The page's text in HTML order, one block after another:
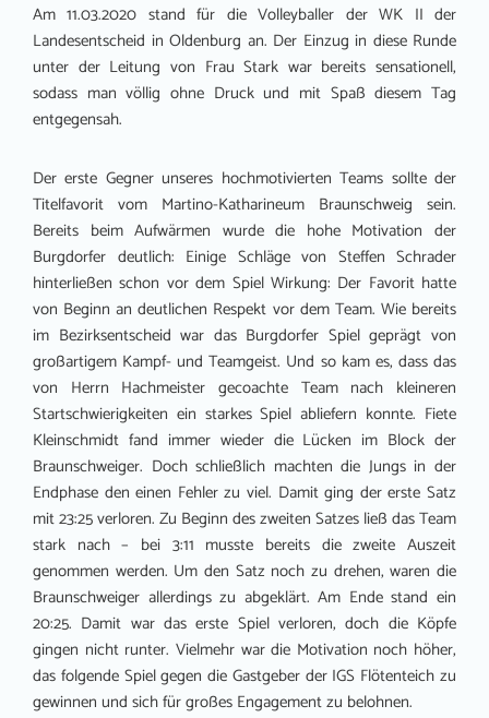
Am 11.03.2020 stand für die Volleyballer der WK II der
Landesentscheid in Oldenburg an. Der Einzug in diese Runde
unter der Leitung von Frau Stark war bereits sensationell,
sodass man völlig ohne Druck und mit Spaß diesem Tag
entgegensah.
Der erste Gegner unseres hochmotivierten Teams sollte der
Titelfavorit vom Martino-Katharineum Braunschweig sein.
Bereits beim Aufwärmen wurde die hohe Motivation der
Burgdorfer deutlich: Einige Schläge von Steffen Schrader
hinterließen schon vor dem Spiel Wirkung: Der Favorit hatte
von Beginn an deutlichen Respekt vor dem Team. Wie bereits
im Bezirksentscheid war das Burgdorfer Spiel geprägt von
großartigem Kampf- und Teamgeist. Und so kam es, dass das
von Herrn Hachmeister gecoachte Team nach kleineren
Startschwierigkeiten ein starkes Spiel abliefern konnte. Fiete
Kleinschmidt fand immer wieder die Lücken im Block der
Braunschweiger. Doch schließlich machten die Jungs in der
Endphase den einen Fehler zu viel. Damit ging der erste Satz
mit 23:25 verloren. Zu Beginn des zweiten Satzes ließ das Team
stark nach – bei 3:11 musste bereits die zweite Auszeit
genommen werden. Um den Satz noch zu drehen, waren die
Braunschweiger allerdings zu abgeklärt. Am Ende stand ein
20:25. Damit war das erste Spiel verloren, doch die Köpfe
gingen nicht runter. Vielmehr war die Motivation noch höher,
das folgende Spiel gegen die Gastgeber der IGS Flötenteich zu
gewinnen und sich für großes Engagement zu belohnen.